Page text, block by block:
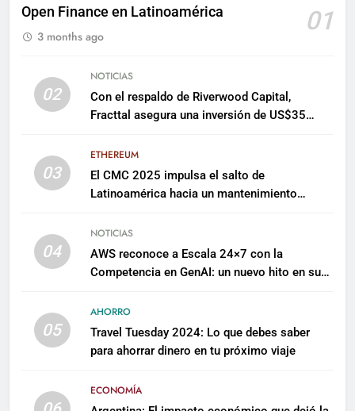
Open Finance en Latinoamérica
01
3 months ago
02
NOTICIAS
Con el respaldo de Riverwood Capital,
Fracttal asegura una inversión de US$35
03
ETHEREUM
El CMC 2025 impulsa el salto de
Latinoamérica hacia un mantenimiento
04
NOTICIAS
AWS reconoce a Escala 24×7 con la
Competencia en GenAI: un nuevo hito en su
05
AHORRO
Travel Tuesday 2024: Lo que debes saber
para ahorrar dinero en tu próximo viaje
ECONOMÍA